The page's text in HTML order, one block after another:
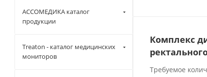
Комплекс
Требуемое
АССОМЕДИКА каталог
продукции
Treaton - каталог медицинских
мониторов